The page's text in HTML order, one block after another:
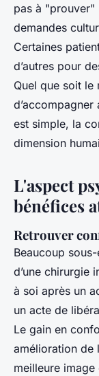
pas à "prouver"
demandes
Certaines
d’autres pour
Quel que soit
d’accompagner
est simple, la
dimension
L'aspect
bénéfices
Retrouver
Beaucoup
d’une chirurgie
à soi après un
un acte de
Le gain en
amélioration de
meilleure